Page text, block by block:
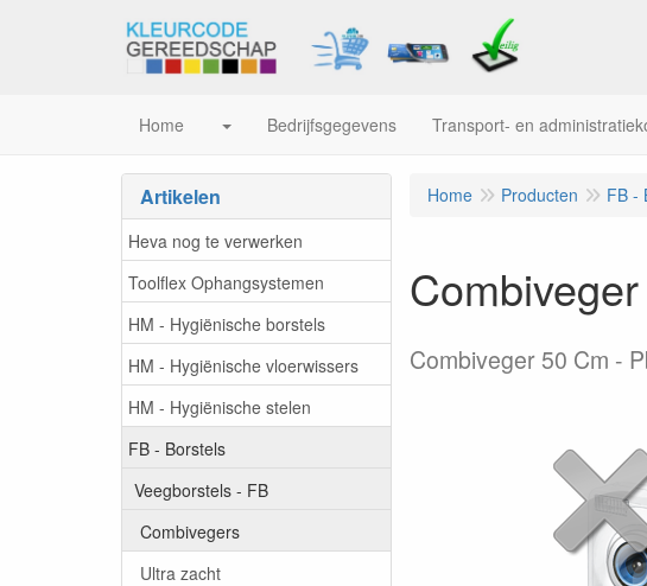
Home Bedrijfsgegevens Transport- en
Artikelen
Heva nog te verwerken
Toolflex Ophangsystemen
HM - Hygiënische borstels
HM - Hygiënische vloerwissers
HM - Hygiënische stelen
FB - Borstels
Veegborstels - FB
Combivegers
Ultra zacht
Home Producten FB -
Combiveger 50 Cm -